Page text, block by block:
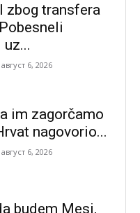
zbog transfera
август 6, 2026
im zagorčamo
nagovorio...
август 6, 2026
budem Mesi,